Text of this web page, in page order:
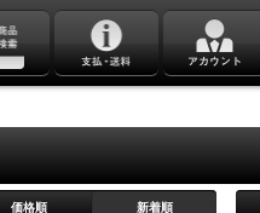
価格順 新着順